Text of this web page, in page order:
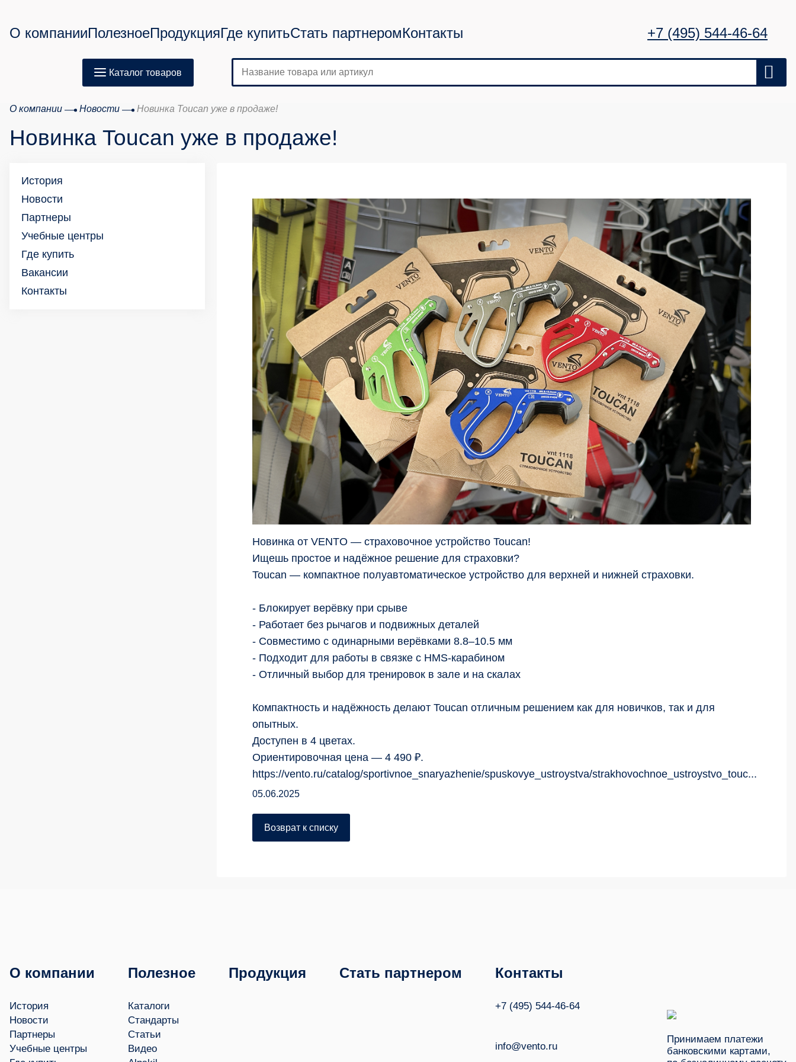
О компанииПолезноеПродукцияГде купитьСтать партнеромКонтакты +7 (495) 544-46-64
Каталог товаров
О компании Новости Новинка Toucan уже в продаже!
Новинка Toucan уже в продаже!
История
Новости
Партнеры
Учебные центры
Где купить
Вакансии
Контакты
Новинка от VENTO — страховочное устройство Toucan!
Ищешь простое и надёжное решение для страховки?
Toucan — компактное полуавтоматическое устройство для верхней и нижней страховки.
- Блокирует верёвку при срыве
- Работает без рычагов и подвижных деталей
- Совместимо с одинарными верёвками 8.8–10.5 мм
- Подходит для работы в связке с HMS-карабином
- Отличный выбор для тренировок в зале и на скалах
Компактность и надёжность делают Toucan отличным решением как для новичков, так и для
опытных.
Доступен в 4 цветах.
Ориентировочная цена — 4 490 ₽.
https://vento.ru/catalog/sportivnoe_snaryazhenie/spuskovye_ustroystva/strakhovochnoe_ustroystvo_touc...
05.06.2025
Возврат к списку
О компании
История
Новости
Партнеры
Учебные центры
Полезное
Каталоги
Стандарты
Статьи
Видео
Продукция Стать партнером Контакты
+7 (495) 544-46-64
info@vento.ru
Принимаем платежи
банковскими картами,